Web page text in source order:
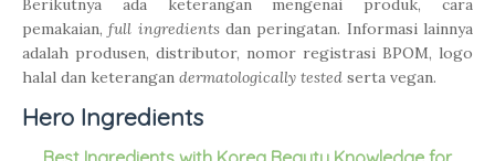
Berikutnya ada keterangan mengenai produk, cara
pemakaian,full ingredientsdan peringatan. Informasi lainnya
adalah produsen, distributor, nomor registrasi BPOM, logo
halal dan keterangan dermatologically tested serta vegan.
Hero Ingredients